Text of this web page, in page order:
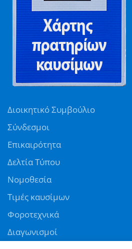
Διοικητικό Συμβούλιο
Σύνδεσμοι
Επικαιρότητα
Δελτία Τύπου
Νομοθεσία
Τιμές καυσίμων
Φοροτεχνικά
Διαγωνισμοί